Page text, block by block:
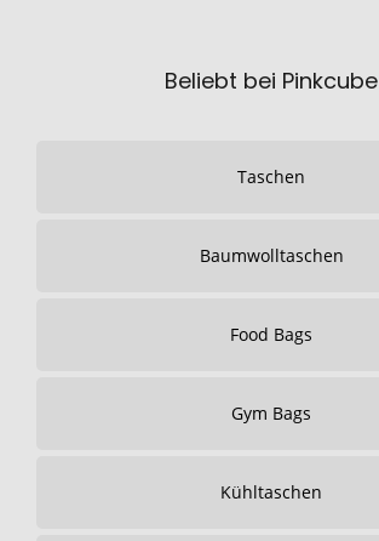
Beliebt bei Pinkcube
Taschen
Baumwolltaschen
Food Bags
Gym Bags
Kühltaschen